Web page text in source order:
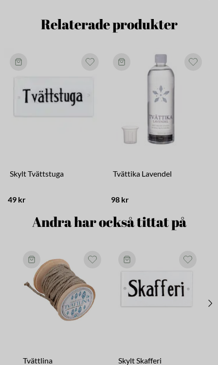
Relaterade produkter
Skylt Tvättstuga
49 kr
Tvättika Lavendel
98 kr
Andra har också tittat på
Tvättlina Skylt Skafferi